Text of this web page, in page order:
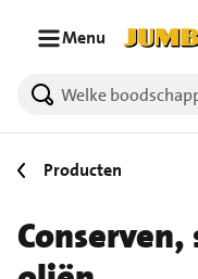
Menu
65 producten gevonden.
Producten